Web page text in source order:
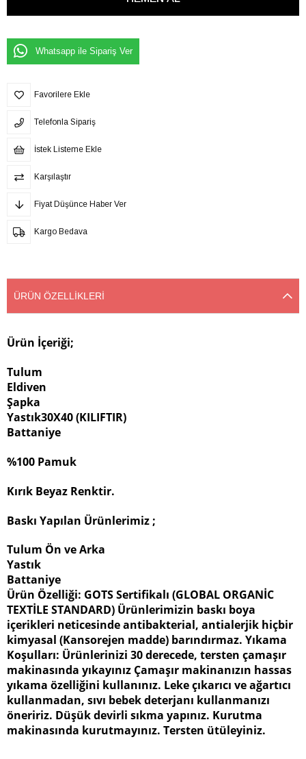
Whatsapp ile Sipariş Ver
Favorilere Ekle
Telefonla Sipariş
İstek Listeme Ekle
Karşılaştır
Fiyat Düşünce Haber Ver
Kargo Bedava
ÜRÜN ÖZELLIKLERI
Ürün İçeriği;
Tulum
Eldiven
Şapka
Yastık30X40 (KILIFTIR)
Battaniye
%100 Pamuk
Kırık Beyaz Renktir.
Baskı Yapılan Ürünlerimiz ;
Tulum Ön ve Arka
Yastık
Battaniye
Ürün Özelliği: GOTS Sertifikalı (GLOBAL ORGANİC
TEXTİLE STANDARD) Ürünlerimizin baskı boya
içerikleri neticesinde antibakterial, antialerjik hiçbir
kimyasal (Kansorejen madde) barındırmaz. Yıkama
Koşulları: Ürünlerinizi 30 derecede, tersten çamaşır
makinasında yıkayınız Çamaşır makinanızın hassas
yıkama özelliğini kullanınız. Leke çıkarıcı ve ağartıcı
kullanmadan, sıvı bebek deterjanı kullanmanızı
öneririz. Düşük devirli sıkma yapınız. Kurutma
makinasında kurutmayınız. Tersten ütüleyiniz.